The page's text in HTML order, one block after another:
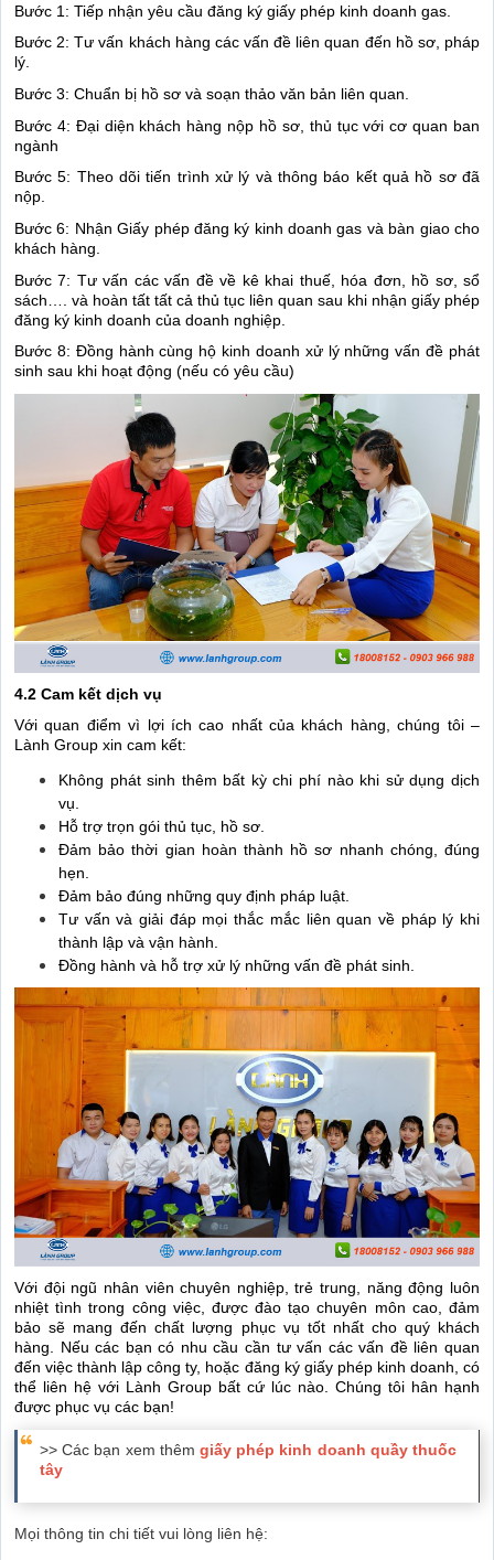
Bước 1: Tiếp nhận yêu cầu đăng ký giấy phép kinh doanh gas.
Bước 2: Tư vấn khách hàng các vấn đề liên quan đến hồ sơ, pháp
lý.
Bước 3: Chuẩn bị hồ sơ và soạn thảo văn bản liên quan.
Bước 4: Đại diện khách hàng nộp hồ sơ, thủ tục với cơ quan ban
ngành
Bước 5: Theo dõi tiến trình xử lý và thông báo kết quả hồ sơ đã
nộp.
Bước 6: Nhận Giấy phép đăng ký kinh doanh gas và bàn giao cho
khách hàng.
Bước 7: Tư vấn các vấn đề về kê khai thuế, hóa đơn, hồ sơ, sổ
sách…. và hoàn tất tất cả thủ tục liên quan sau khi nhận giấy phép
đăng ký kinh doanh của doanh nghiệp.
Bước 8: Đồng hành cùng hộ kinh doanh xử lý những vấn đề phát
sinh sau khi hoạt động (nếu có yêu cầu)
4.2 Cam kết dịch vụ
Với quan điểm vì lợi ích cao nhất của khách hàng, chúng tôi –
Lành Group xin cam kết:
Không phát sinh thêm bất kỳ chi phí nào khi sử dụng dịch
vụ.
Hỗ trợ trọn gói thủ tục, hồ sơ.
Đảm bảo thời gian hoàn thành hồ sơ nhanh chóng, đúng
hẹn.
Đảm bảo đúng những quy định pháp luật.
Tư vấn và giải đáp mọi thắc mắc liên quan về pháp lý khi
thành lập và vận hành.
Đồng hành và hỗ trợ xử lý những vấn đề phát sinh.
Với đội ngũ nhân viên chuyên nghiệp, trẻ trung, năng động luôn
nhiệt tình trong công việc, được đào tạo chuyên môn cao, đảm
bảo sẽ mang đến chất lượng phục vụ tốt nhất cho quý khách
hàng. Nếu các bạn có nhu cầu cần tư vấn các vấn đề liên quan
đến việc thành lập công ty, hoặc đăng ký giấy phép kinh doanh, có
thể liên hệ với Lành Group bất cứ lúc nào. Chúng tôi hân hạnh
được phục vụ các bạn!
>> Các bạn xem thêm giấy phép kinh doanh quầy thuốc
tây
Mọi thông tin chi tiết vui lòng liên hệ: